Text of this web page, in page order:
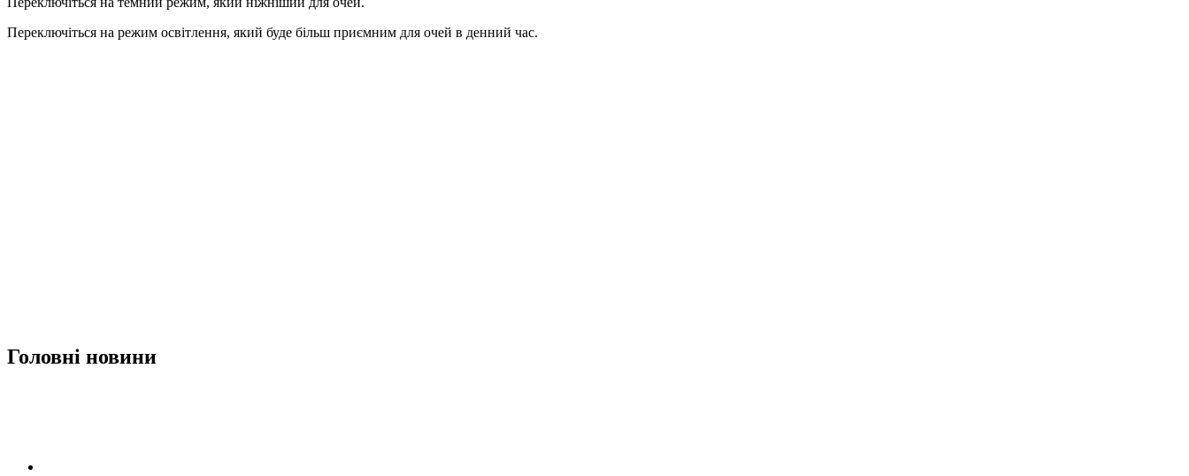
Переключіться на режим освітлення, який буде більш приємним для очей в денний час.
Головні новини